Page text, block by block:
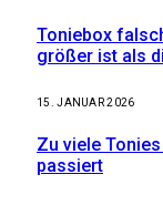
Toniebox
größer ist als
15. JANUAR 2026
Zu viele
passiert